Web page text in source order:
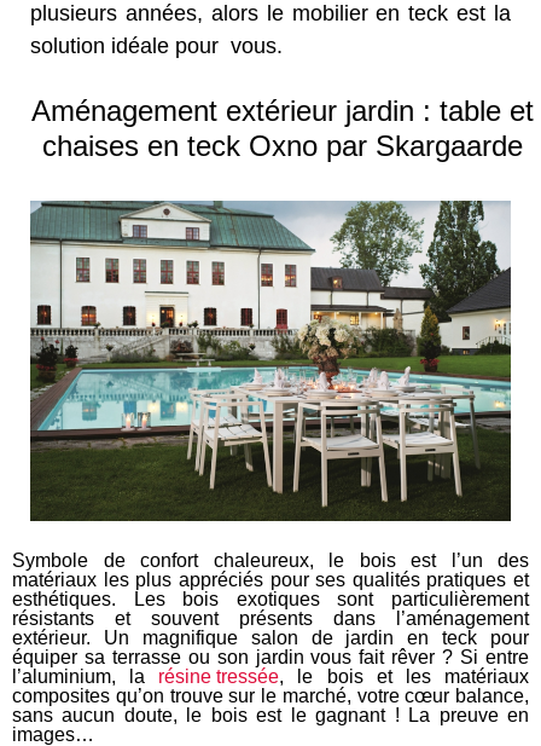
plusieurs années, alors le mobilier en teck est la
solution idéale pour vous.
Aménagement extérieur jardin : table et
chaises en teck Oxno par Skargaarde
Symbole de confort chaleureux, le bois est l’un des
matériaux les plus appréciés pour ses qualités pratiques et
esthétiques. Les bois exotiques sont particulièrement
résistants et souvent présents dans l’aménagement
extérieur. Un magnifique salon de jardin en teck pour
équiper sa terrasse ou son jardin vous fait rêver ? Si entre
l’aluminium, la résine tressée, le bois et les matériaux
composites qu’on trouve sur le marché, votre cœur balance,
sans aucun doute, le bois est le gagnant ! La preuve en
images…